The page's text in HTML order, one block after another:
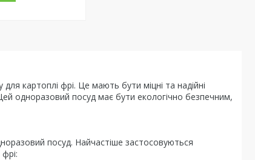
картоплі фрі. Це мають бути міцні та надійні
одноразовий посуд має бути екологічно безпечним,
посуд. Найчастіше застосовуються